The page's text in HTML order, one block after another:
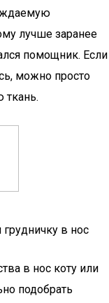
лучше заранее
помощник. Если
можно просто
ткань.
в нос
в нос коту или
подобрать